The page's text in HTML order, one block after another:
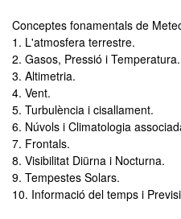
Conceptes fonamentals de
1. L'atmosfera terrestre.
2. Gasos, Pressió i Temperatura.
3. Altimetria.
4. Vent.
5. Turbulència i cisallament.
6. Núvols i Climatologia
7. Frontals.
8. Visibilitat Diürna i Nocturna.
9. Tempestes Solars.
10. Informació del temps i